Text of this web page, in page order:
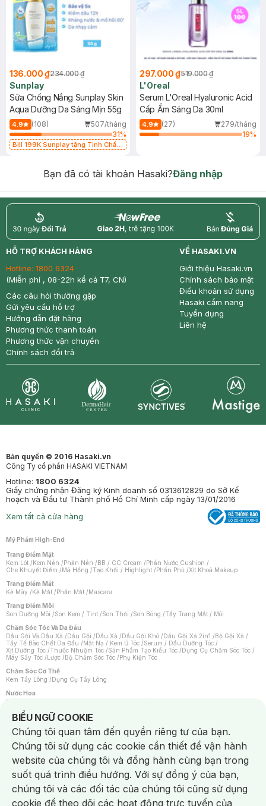
136.000 ₫234.000 ₫
Sunplay
Sữa Chống Nắng Sunplay Skin
Aqua Dưỡng Da Sáng Mịn 55g
4.9 (108)
507/tháng
31%
Bill 199K Sunplay tặng Tinh Chất
297.000 ₫519.000 ₫
L'Oreal
Serum L'Oreal Hyaluronic Acid
Cấp Ẩm Sáng Da 30ml
4.9 (27)
279/tháng
19%
Bạn đã có tài khoản Hasaki?Đăng nhập
return nowfree price
HỖ TRỢ KHÁCH HÀNG
Hotline: 1800 6324
(Miễn phí , 08-22h kể cả T7, CN)
Các câu hỏi thường gặp
Gửi yêu cầu hỗ trợ
Hướng dẫn đặt hàng
Phương thức thanh toán
Phương thức vận chuyển
Chính sách đổi trả
VỀ HASAKI.VN
Giới thiệu Hasaki.vn
Chính sách bảo mật
Điều khoản sử dụng
Hasaki cẩm nang
Tuyển dụng
Liên hệ
Bản quyền © 2016 Hasaki.vn
Công Ty cổ phần HASAKI VIETNAM
Hotline: 1800 6324
Giấy chứng nhận Đăng ký Kinh doanh số 0313612829 do Sở Kế
hoạch và Đầu tư Thành phố Hồ Chí Minh cấp ngày 13/01/2016
Xem tất cả cửa hàng
Mỹ Phẩm High-End
Trang Điểm Mặt
Kem Lót /Kem Nền /Phấn Nền /BB / CC Cream /Phấn Nước Cushion /
Che Khuyết Điểm /Má Hồng /Tạo Khối / Highlight /Phấn Phủ /Xịt Khoá Makeup
Trang Điểm Mắt
Kẻ Mày /Kẻ Mắt /Phấn Mắt /Mascara
Trang Điểm Môi
Son Dưỡng Môi /Son Kem / Tint /Son Thỏi /Son Bóng /Tẩy Trang Mắt / Môi
Chăm Sóc Tóc Và Da Đầu
Dầu Gội Và Dầu Xả /Dầu Gội /Dầu Xả /Dầu Gội Khô /Dầu Gội Xả 2in1 /Bộ Gội Xả /
Tẩy Tế Bào Chết Da Đầu /Mặt Nạ / Kem Ủ Tóc /Serum / Dầu Dưỡng Tóc /
Xịt Dưỡng Tóc /Thuốc Nhuộm Tóc /Sản Phẩm Tạo Kiểu Tóc /Dụng Cụ Chăm Sóc Tóc /
Máy Sấy Tóc /Lược /Bộ Chăm Sóc Tóc /Phụ Kiện Tóc
Chăm Sóc Cơ Thể
Kem Tẩy Lông /Dụng Cụ Tẩy Lông
Nước Hoa
Nước Hoa Nữ
Chăm Sóc Cá Nhân
Chống Muỗi /Khẩu Trang /Máy Massage/Mặt Nạ Xông Hơi /Nước Rửa Tay/
Sản Phẩm Chăm Sóc Khác /Bàn Chải Đánh Răng /Bàn Chải Điện/
Hỗ Trợ Trắng Răng/Kem Đánh Răng /Máy Tăm Nước/ Nước Súc Miệng/
Tăm / Chỉ Nha Khoa/ Xịt Thơm Miệng / Dung Dịch Vệ Sinh/Dưỡng Vùng Kín/
Khăn Ướt Vệ Sinh Vùng Kín/Băng Vệ Sinh/Tampon/Bọt Cạo Râu /Dao Cạo Râu/
Máy Cạo Râu
Vấn Đề Về Da
Da Dầu / Lỗ Chân Lông To/ Da Khô / Mất Nước/ Da Lão Hóa/ Da Mụn/
Da Nhạy Cảm / Kích Ứng
Da Xỉn Màu Thâm / Nám / Tàn Nhang
Quầng Thâm & Bọng Mắt /Sẹo /Viêm Da Cơ Địa
BIỂU NGỮ COOKIE
Notice about cookies usage
Chúng tôi quan tâm đến quyền riêng tư của bạn.
Chúng tôi sử dụng các cookie cần thiết để vận hành
website của chúng tôi và đồng hành cùng bạn trong
suốt quá trình điều hướng. Với sự đồng ý của bạn,
chúng tôi và các đối tác của chúng tôi cũng sử dụng
cookie để theo dõi các hoạt động trực tuyến của